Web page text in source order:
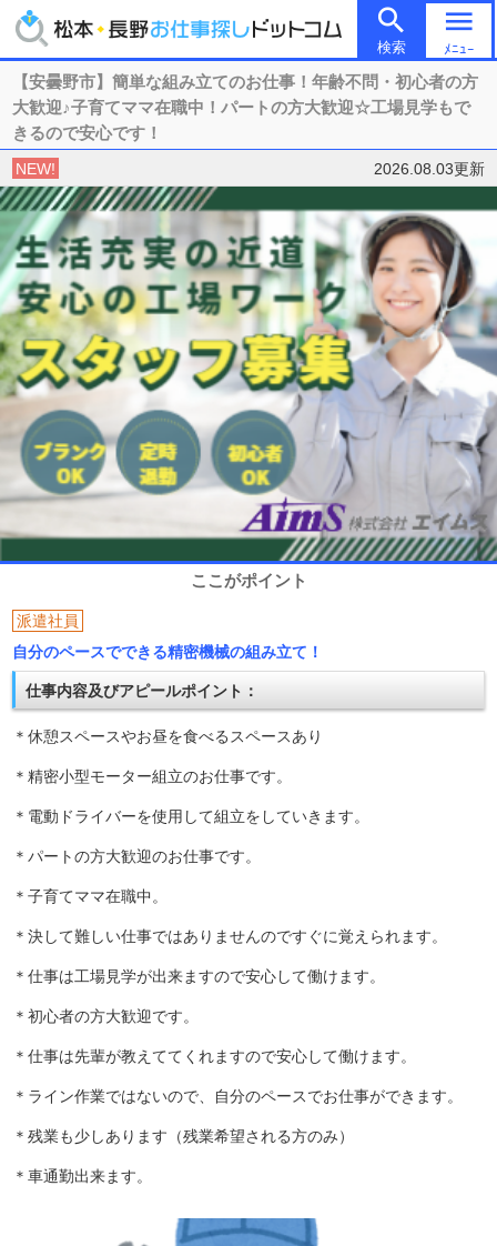

検索
menu
ﾒﾆｭｰ
【安曇野市】簡単な組み立てのお仕事！年齢不問・初心者の方
大歓迎♪子育てママ在職中！パートの方大歓迎☆工場見学もで
きるので安心です！
NEW! 2026.08.03更新
ここがポイント
派遣社員
自分のペースでできる精密機械の組み立て！
仕事内容及びアピールポイント：
＊休憩スペースやお昼を食べるスペースあり
＊精密小型モーター組立のお仕事です。
＊電動ドライバーを使用して組立をしていきます。
＊パートの方大歓迎のお仕事です。
＊子育てママ在職中。
＊決して難しい仕事ではありませんのですぐに覚えられます。
＊仕事は工場見学が出来ますので安心して働けます。
＊初心者の方大歓迎です。
＊仕事は先輩が教えててくれますので安心して働けます。
＊ライン作業ではないので、自分のペースでお仕事ができます。
＊残業も少しあります（残業希望される方のみ）
＊車通勤出来ます。